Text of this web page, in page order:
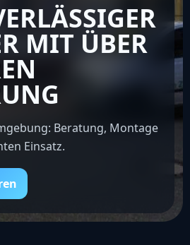
MIT ÜBER
Beratung, Montage
Einsatz.